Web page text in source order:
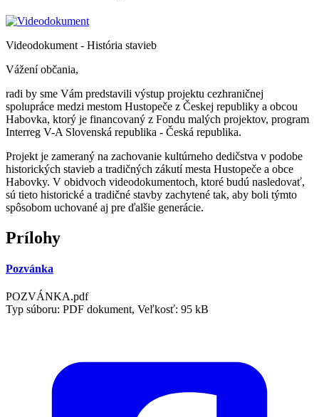
Videodokument - História stavieb
Vážení občania,
radi by sme Vám predstavili výstup projektu cezhraničnej
spolupráce medzi mestom Hustopeče z Českej republiky a obcou
Habovka, ktorý je financovaný z Fondu malých projektov, program
Interreg V-A Slovenská republika - Česká republika.
Projekt je zameraný na zachovanie kultúrneho dedičstva v podobe
historických stavieb a tradičných zákutí mesta Hustopeče a obce
Habovky. V obidvoch videodokumentoch, ktoré budú nasledovať,
sú tieto historické a tradičné stavby zachytené tak, aby boli týmto
spôsobom uchované aj pre ďalšie generácie.
Prílohy
Pozvánka
POZVÁNKA.pdf
Typ súboru: PDF dokument, Veľkosť: 95 kB